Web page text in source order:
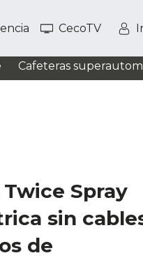
CecoTV
Cafeteras
Spray
sin
de